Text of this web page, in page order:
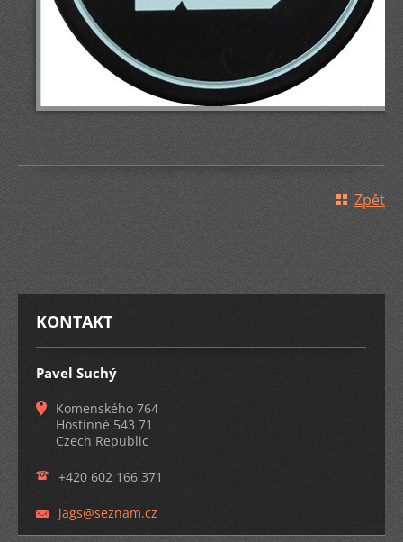
Zpět
KONTAKT
Pavel Suchý
Komenského 764
Hostinné 543 71
Czech Republic
+420 602 166 371
jags@seznam.cz